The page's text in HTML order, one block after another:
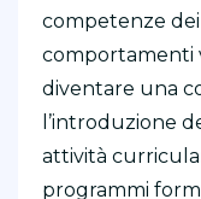
competenze
comportamenti
diventare una
l’introduzione
attività
programmi